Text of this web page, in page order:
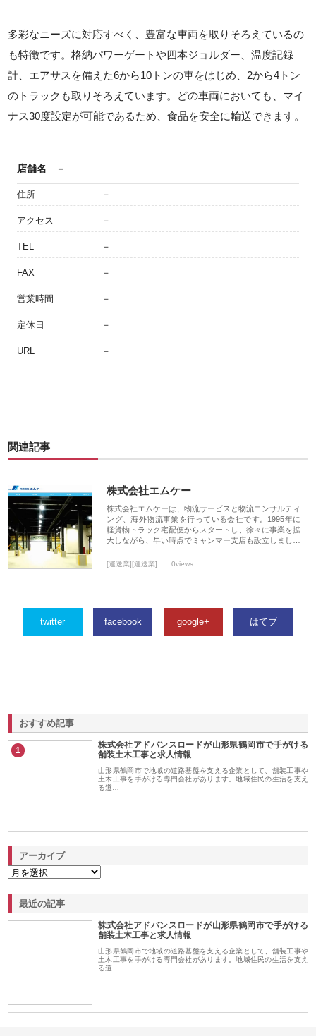
多彩なニーズに対応すべく、豊富な車両を取りそろえているの
も特徴です。格納パワーゲートや四本ジョルダー、温度記録
計、エアサスを備えた6から10トンの車をはじめ、2から4トン
のトラックも取りそろえています。どの車両においても、マイ
ナス30度設定が可能であるため、食品を安全に輸送できます。
店舗名 －
住所 －
アクセス －
TEL －
FAX －
営業時間 －
定休日 －
URL －
関連記事
株式会社エムケー
株式会社エムケーは、物流サービスと物流コンサルティ
ング、海外物流事業を行っている会社です。1995年に
軽貨物トラック宅配便からスタートし、徐々に事業を拡
大しながら、早い時点でミャンマー支店も設立しまし…
[運送業][運送業] 0views
twitter facebook google+ はてブ
おすすめ記事
1
株式会社アドバンスロードが山形県鶴岡市で手がける
舗装土木工事と求人情報
山形県鶴岡市で地域の道路基盤を支える企業として、舗装工事や
土木工事を手がける専門会社があります。地域住民の生活を支え
る道…
アーカイブ
最近の記事
株式会社アドバンスロードが山形県鶴岡市で手がける
舗装土木工事と求人情報
山形県鶴岡市で地域の道路基盤を支える企業として、舗装工事や
土木工事を手がける専門会社があります。地域住民の生活を支え
る道…